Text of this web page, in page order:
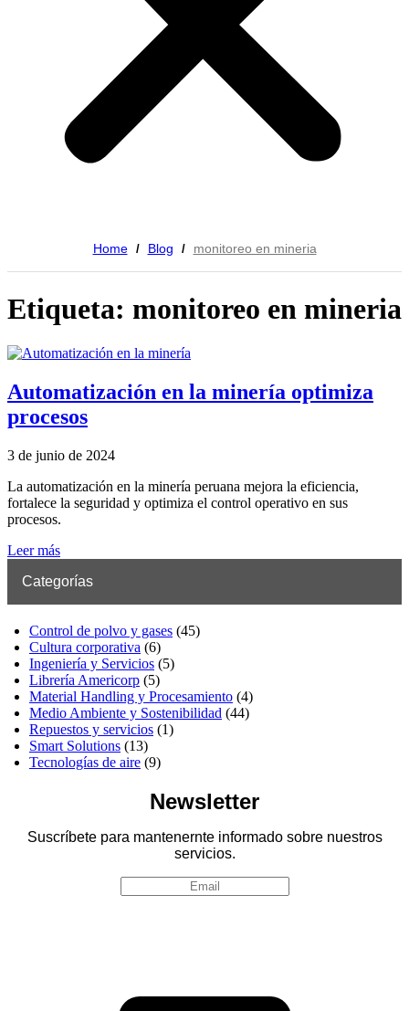
Home / Blog / monitoreo en mineria
Etiqueta: monitoreo en mineria
Automatización en la minería optimiza
procesos
3 de junio de 2024
La automatización en la minería peruana mejora la eficiencia,
fortalece la seguridad y optimiza el control operativo en sus
procesos.
Leer más
Categorías
Control de polvo y gases (45)
Cultura corporativa (6)
Ingeniería y Servicios (5)
Librería Americorp (5)
Material Handling y Procesamiento (4)
Medio Ambiente y Sostenibilidad (44)
Repuestos y servicios (1)
Smart Solutions (13)
Tecnologías de aire (9)
Newsletter
Suscríbete para mantenernte informado sobre nuestros
servicios.